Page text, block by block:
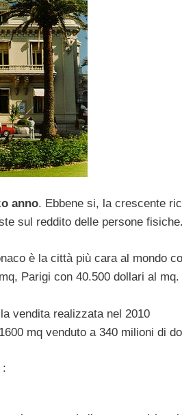
anno. Ebbene si, la crescente
sul reddito delle persone fisiche.
è la città più cara al mondo
Parigi con 40.500 dollari al mq.
vendita realizzata nel 2010
mq venduto a 340 milioni di
: